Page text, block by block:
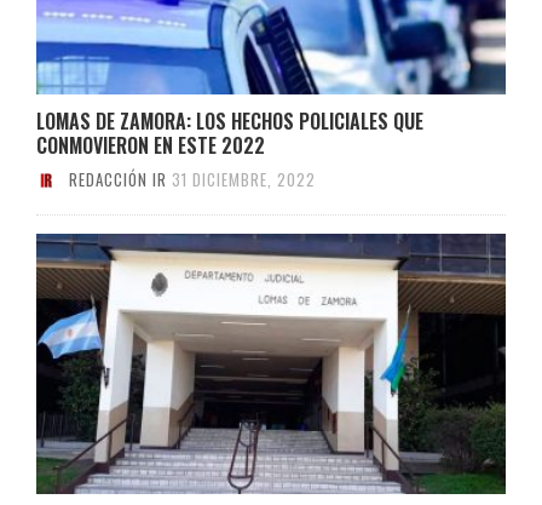
LOMAS DE ZAMORA: LOS HECHOS POLICIALES QUE
CONMOVIERON EN ESTE 2022
REDACCIÓN IR 31 DICIEMBRE, 2022